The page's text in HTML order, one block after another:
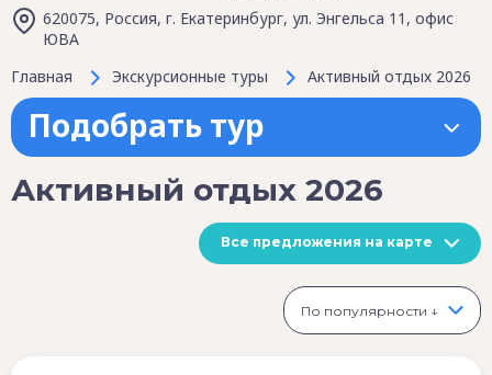
620075, Россия, г. Екатеринбург, ул. Энгельса 11, офис
ЮВА
Главная
Экскурсионные туры Активный отдых 2026
Подобрать тур
Активный отдых 2026
Все предложения на карте
По популярности ↓